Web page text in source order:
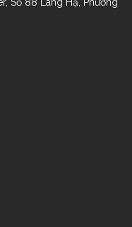
Số 88 Láng Hạ, Phường